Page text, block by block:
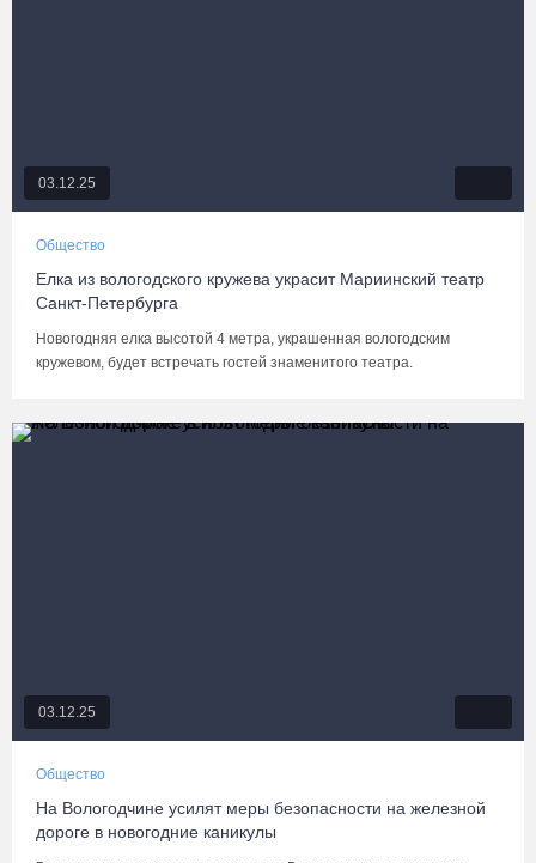
03.12.25
Общество
Елка из вологодского кружева украсит Мариинский театр
Санкт-Петербурга
Новогодняя елка высотой 4 метра, украшенная вологодским
кружевом, будет встречать гостей знаменитого театра.
03.12.25
Общество
На Вологодчине усилят меры безопасности на железной
дороге в новогодние каникулы